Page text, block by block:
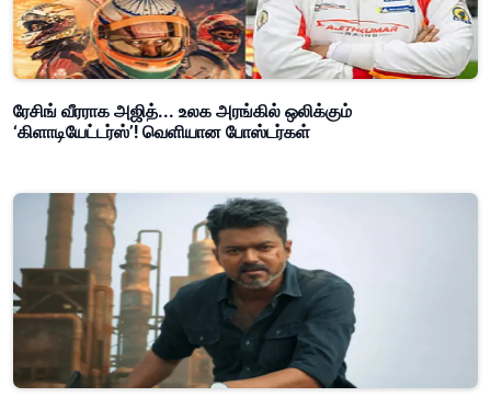
ரேசிங் வீரராக அஜித்... உலக அரங்கில் ஒலிக்கும்
‘கிளாடியேட்டர்ஸ்’! வெளியான போஸ்டர்கள்